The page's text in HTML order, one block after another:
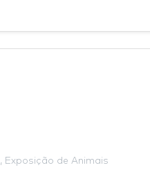
, Exposição de Animais